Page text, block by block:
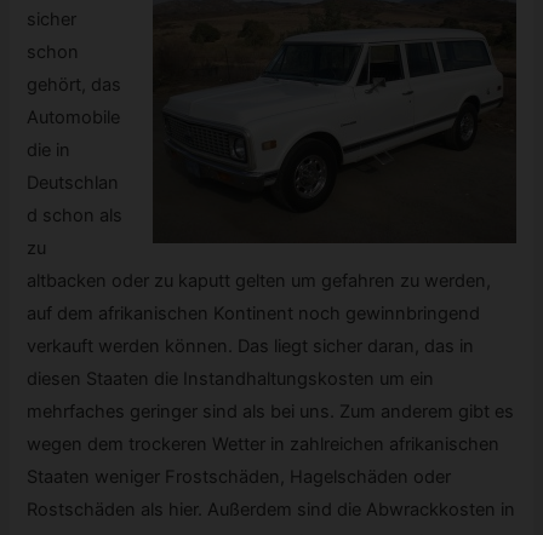
sicher
schon
gehört, das
Automobile
die in
Deutschlan
d schon als
zu
altbacken oder zu kaputt gelten um gefahren zu werden,
auf dem afrikanischen Kontinent noch gewinnbringend
verkauft werden können. Das liegt sicher daran, das in
diesen Staaten die Instandhaltungskosten um ein
mehrfaches geringer sind als bei uns. Zum anderem gibt es
wegen dem trockeren Wetter in zahlreichen afrikanischen
Staaten weniger Frostschäden, Hagelschäden oder
Rostschäden als hier. Außerdem sind die Abwrackkosten in